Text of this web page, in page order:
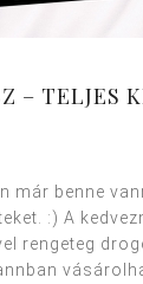
– TELJES
benne
:) A
rengeteg